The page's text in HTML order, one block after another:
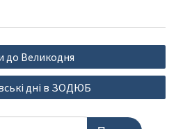
до Великодня
дні в ЗОДЮБ